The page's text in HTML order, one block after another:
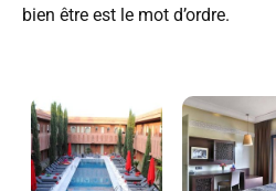
bien être est le mot d’ordre.